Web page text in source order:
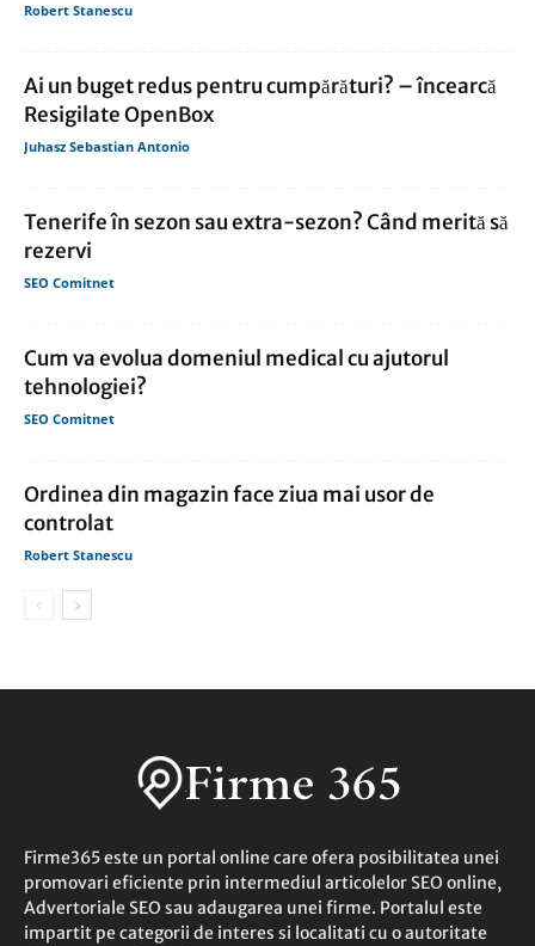
Robert Stanescu
Ai un buget redus pentru cumpărături? – încearcă
Resigilate OpenBox
Juhasz Sebastian Antonio
Tenerife în sezon sau extra-sezon? Când merită să
rezervi
SEO Comitnet
Cum va evolua domeniul medical cu ajutorul
tehnologiei?
SEO Comitnet
Ordinea din magazin face ziua mai usor de
controlat
Robert Stanescu
Firme365 este un portal online care ofera posibilitatea unei
promovari eficiente prin intermediul articolelor SEO online,
Advertoriale SEO sau adaugarea unei firme. Portalul este
impartit pe categorii de interes si localitati cu o autoritate